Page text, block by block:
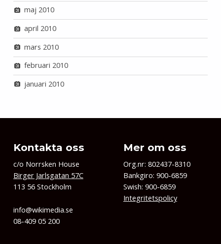
maj 2010
april 2010
mars 2010
februari 2010
januari 2010
Kontakta oss
c/o Norrsken House
Birger Jarlsgatan 57C
113 56 Stockholm
info@wikimedia.se
08-409 05 200
Mer om oss
Org.nr: 802437-8310
Bankgiro: 900-6859
Swish: 900-6859
Integritetspolicy